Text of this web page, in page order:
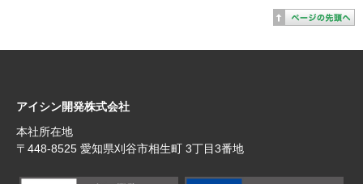
アイシン開発株式会社
本社所在地
〒448‐8525 愛知県刈谷市相生町 3丁目3番地